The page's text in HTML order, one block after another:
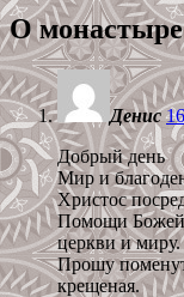
О монастыре
Денис
Добрый день
Мир и
Христос
Помощи Божей
церкви и миру.
Прошу
крещеная.